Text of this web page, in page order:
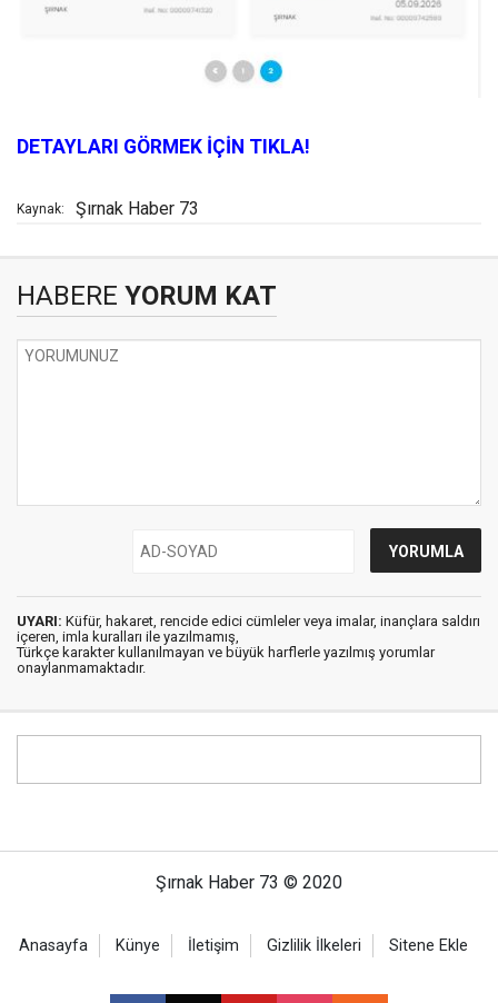
DETAYLARI GÖRMEK İÇİN TIKLA!
Kaynak: Şırnak Haber 73
HABERE YORUM KAT
UYARI: Küfür, hakaret, rencide edici cümleler veya imalar, inançlara saldırı
içeren, imla kuralları ile yazılmamış,
Türkçe karakter kullanılmayan ve büyük harflerle yazılmış yorumlar
onaylanmamaktadır.
Şırnak Haber 73 © 2020
Anasayfa Künye İletişim Gizlilik İlkeleri Sitene Ekle